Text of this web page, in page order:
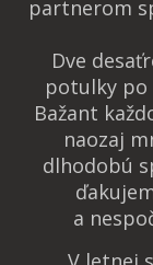
partnerom
Dve
potulky po
Bažant
naozaj
dlhodobú
a